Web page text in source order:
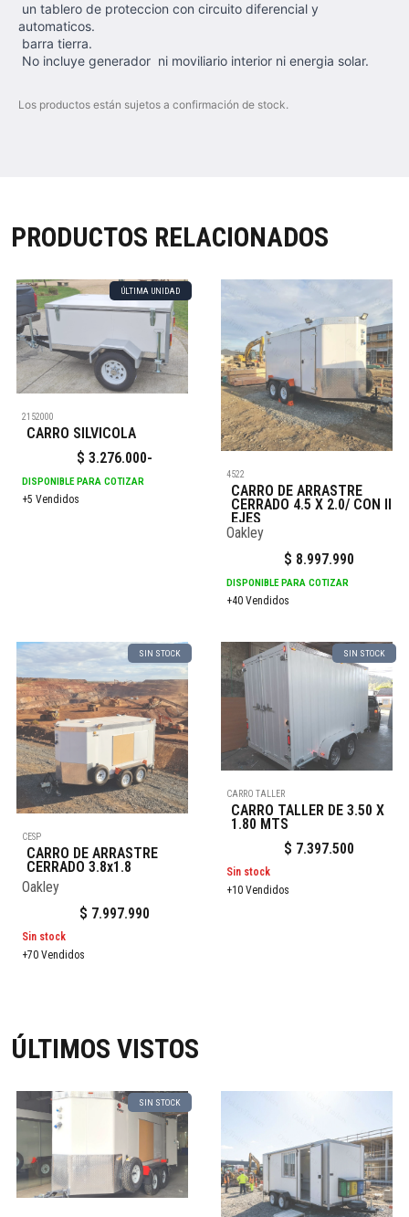
un tablero de proteccion con circuito diferencial y
automaticos.
barra tierra.
No incluye generador ni moviliario interior ni energia solar.
Los productos están sujetos a confirmación de stock.
PRODUCTOS RELACIONADOS
ÚLTIMA UNIDAD
2152000
CARRO SILVICOLA
$3.276.000-
DISPONIBLE PARA COTIZAR
+5 Vendidos
4522
CARRO DE ARRASTRE
CERRADO 4.5 X 2.0/ CON II
EJES
Oakley
$ 8.997.990
DISPONIBLE PARA COTIZAR
+40 Vendidos
SIN STOCK
CESP
CARRO DE ARRASTRE
CERRADO 3.8x1.8
Oakley
$ 7.997.990
Sin stock
+70 Vendidos
SIN STOCK
CARRO TALLER
CARRO TALLER DE 3.50 X
1.80 MTS
$ 7.397.500
Sin stock
+10 Vendidos
ÚLTIMOS VISTOS
SIN STOCK